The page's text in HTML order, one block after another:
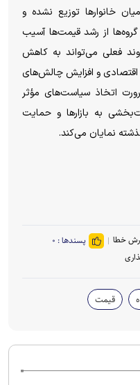
خانوارها توزیع نشده و
از رشد قیمت‌ها آسیب
فعلی می‌تواند به کاهش
اقتصادی و افزایش چالش‌های
اتخاذ سیاست‌های مؤثر
به بازارها و حمایت
نمایان می‌کند.
خطا پسندها : ۰
قیمت